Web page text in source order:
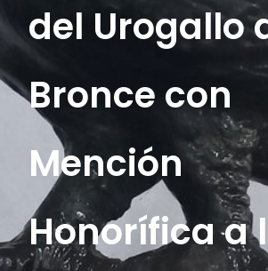
del Urogallo
Bronce con
Mención
Honorífica a